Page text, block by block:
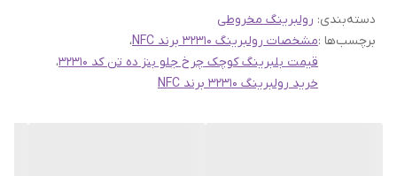
رولبرینگ کد 32310 برند NFC ساخت کشور چین
رولبرینگ 32310 یکی از محصولات با کیفیت برند NFC است که در کشور
چین تولید می‌شود. برند NFC یکی از تولیدکنندگان معتبر رولبرینگ و
دسته‌بندی: رولبرینگ مخروطی
برچسب‌ها :مشخصات رولبرینگ 32310 برند NFC
،
قیمت بلبرینگ کوچک چرخ جلو بنز ده تن کد 32310
،
خرید رولبرینگ 32310 برند NFC